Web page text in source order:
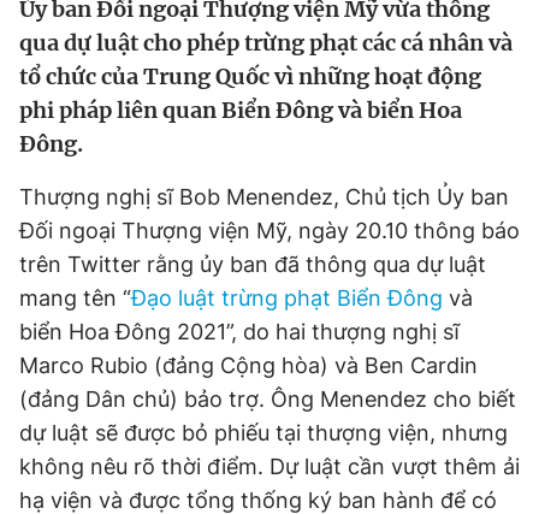
Tin thị trường Tin 360
Video Magazine
Tiện ích Bạn cần biết
Thông tin tòa soạn Liên hệ quảng cáo
Đọc Thanh Niên trên điện thoại
Ủy ban Đối ngoại Thượng viện Mỹ vừa thông
qua dự luật cho phép trừng phạt các cá nhân và
tổ chức của Trung Quốc vì những hoạt động
phi pháp liên quan Biển Đông và biển Hoa
Đông.
Thượng nghị sĩ Bob Menendez, Chủ tịch Ủy ban
Đối ngoại Thượng viện Mỹ, ngày 20.10 thông báo
trên Twitter rằng ủy ban đã thông qua dự luật
mang tên “Đạo luật trừng phạt Biển Đông và
biển Hoa Đông 2021”, do hai thượng nghị sĩ
Marco Rubio (đảng Cộng hòa) và Ben Cardin
(đảng Dân chủ) bảo trợ. Ông Menendez cho biết
dự luật sẽ được bỏ phiếu tại thượng viện, nhưng
không nêu rõ thời điểm. Dự luật cần vượt thêm ải
hạ viện và được tổng thống ký ban hành để có